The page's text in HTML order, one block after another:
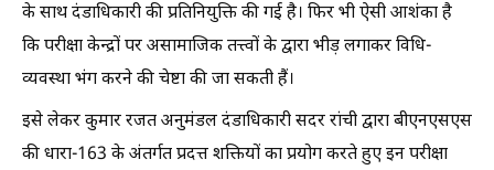
के साथ दंडाधिकारी की प्रतिनियुक्ति की गई है। फिर भी ऐसी आशंका है
कि परीक्षा केन्द्रों पर असामाजिक तत्त्वों के द्वारा भीड़ लगाकर विधि-
व्यवस्था भंग करने की चेष्टा की जा सकती हैं।
इसे लेकर कुमार रजत अनुमंडल दंडाधिकारी सदर रांची द्वारा बीएनएसएस
की धारा-163 के अंतर्गत प्रदत्त शक्तियों का प्रयोग करते हुए इन परीक्षा